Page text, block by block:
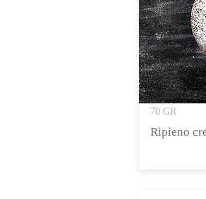
70 GR
Ripieno